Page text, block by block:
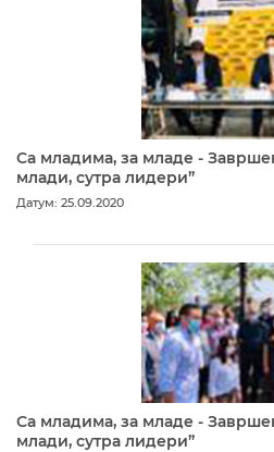
Са младима, за младе -
млади, сутра лидери”
Датум: 25.09.2020
Са младима, за младе -
млади, сутра лидери”